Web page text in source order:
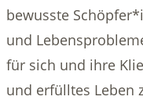
bewusste
und
für sich und ihre
und erfülltes Leben